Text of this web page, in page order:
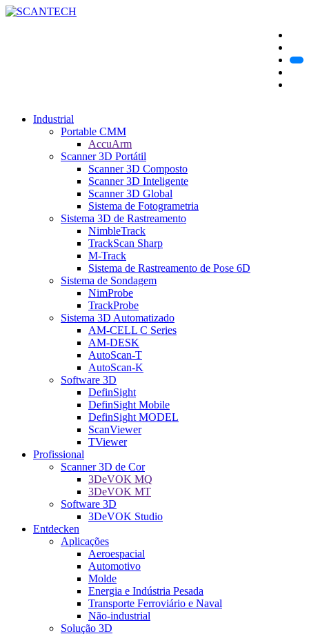
Industrial
Portable CMM
AccuArm
Scanner 3D Portátil
Scanner 3D Composto
Scanner 3D Inteligente
Scanner 3D Global
Sistema de Fotogrametria
Sistema 3D de Rastreamento
NimbleTrack
TrackScan Sharp
M-Track
Sistema de Rastreamento de Pose 6D
Sistema de Sondagem
NimProbe
TrackProbe
Sistema 3D Automatizado
AM-CELL C Series
AM-DESK
AutoScan-T
AutoScan-K
Software 3D
DefinSight
DefinSight Mobile
DefinSight MODEL
ScanViewer
TViewer
Profissional
Scanner 3D de Cor
3DeVOK MQ
3DeVOK MT
Software 3D
3DeVOK Studio
Entdecken
Aplicações
Aeroespacial
Automotivo
Molde
Energia e Indústria Pesada
Transporte Ferroviário e Naval
Não-industrial
Solução 3D